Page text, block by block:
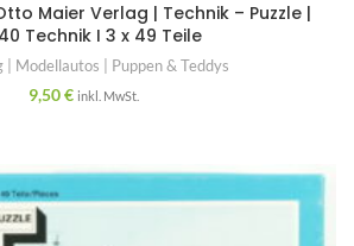
Maier Verlag | Technik – Puzzle |
Technik I 3 x 49 Teile
| Modellautos | Puppen & Teddys
9,50€ inkl. MwSt.